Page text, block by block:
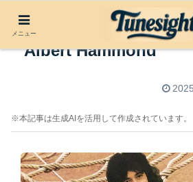
アルバムレビュー：
Albert Hammond
※本記事は生成AIを活用して作成されています。
メニュー